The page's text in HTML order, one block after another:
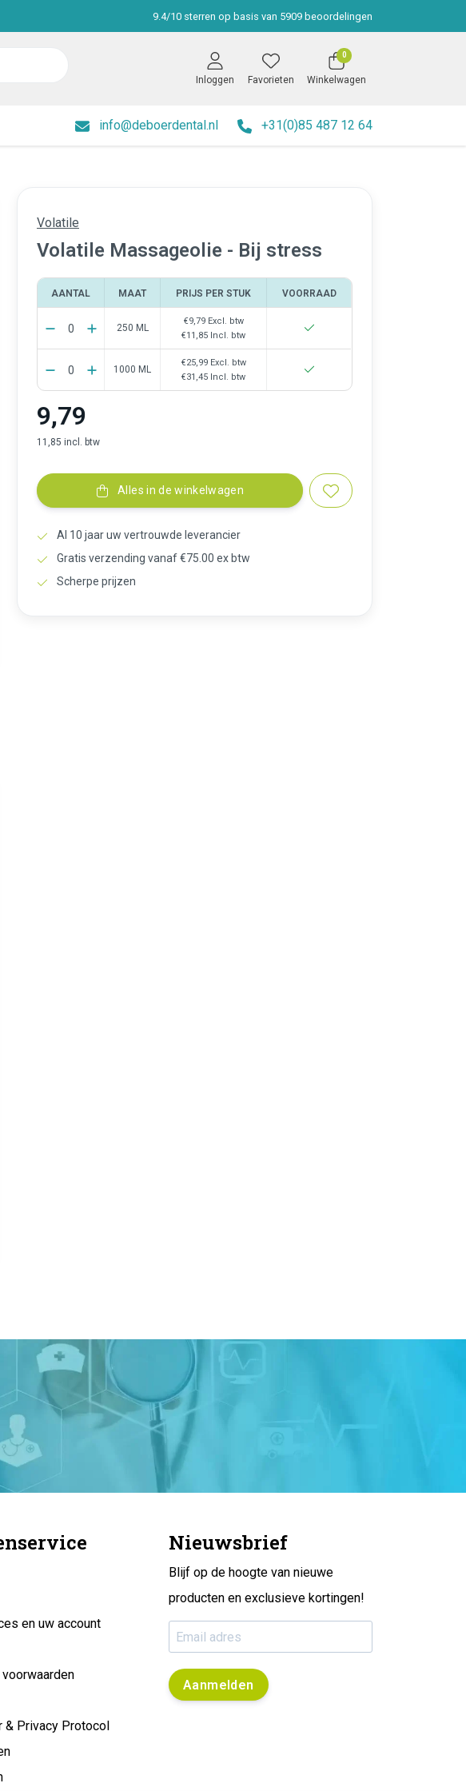
9.4/10 sterren op basis van 5909 beoordelingen
Inloggen Favorieten
0
Winkelwagen
info@deboerdental.nl +31(0)85 487 12 64
Volatile
Volatile Massageolie - Bij stress
AANTAL MAAT PRIJS PER STUK VOORRAAD
250 ML
€9,79 Excl. btw
€11,85 Incl. btw
1000 ML
€25,99 Excl. btw
€31,45 Incl. btw
9,79
11,85 incl. btw
Alles in de winkelwagen
Al 10 jaar uw vertrouwde leverancier
Gratis verzending vanaf €75.00 ex btw
Scherpe prijzen
en uw account
& Privacy Protocol
Nieuwsbrief
Blijf op de hoogte van nieuwe
producten en exclusieve kortingen!
Aanmelden